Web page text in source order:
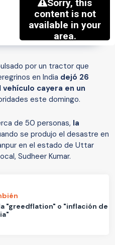
por un tractor que
en India dejó 26
cayera en un
este domingo.
de 50 personas, la
se produjo el desastre en
en el estado de Uttar
Sudheer Kumar.
"greedflation" o "inflación de